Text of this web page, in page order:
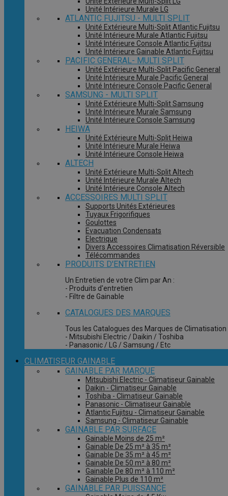
Unité Intérieure Murale LG
ATLANTIC FUJITSU - MULTI SPLIT
Unité Extérieure Multi-Split Atlantic Fujitsu
Unité Intérieure Murale Atlantic Fujitsu
Unité Intérieure Console Atlantic Fujitsu
Unité Intérieure Gainable Atlantic Fujitsu
PACIFIC GENERAL- MULTI SPLIT
Unité Extérieure Multi-Split Pacific General
Unité Intérieure Murale Pacific General
Unité Intérieure Console Pacific General
SAMSUNG - MULTI SPLIT
Unité Extérieure Multi-Split Samsung
Unité Intérieure Murale Samsung
Unité Intérieure Console Samsung
HEIWA
Unité Extérieure Multi-Split Heiwa
Unité Intérieure Murale Heiwa
Unité Intérieure Console Heiwa
ALTECH
Unité Extérieure Multi-Split Altech
Unité Intérieure Murale Altech
Unité Intérieure Console Altech
ACCESSOIRES MULTI SPLIT
Supports Unités Extérieures
Tuyaux Frigorifiques
Goulottes
Evacuation Condensats
Electrique
Divers Accessoires Climatisation Réversible
Télécommandes
PRODUITS D'ENTRETIEN
Un Entretien de votre Clim par An :
- Produits d'entretien
- Filtre de Gainable
CATALOGUES DES MARQUES
Tous les Catalogues des Marques de Climatisation
- Mitsubishi Electric / Daikin / Toshiba
- Panasonic / LG / Samsung / Etc
CLIMATISEUR GAINABLE
GAINABLE PAR MARQUE
Mitsubishi Electric - Climatiseur Gainable
Daikin - Climatiseur Gainable
Toshiba - Climatiseur Gainable
Panasonic - Climatiseur Gainable
Atlantic Fujitsu - Climatiseur Gainable
Samsung - Climatiseur Gainable
GAINABLE PAR SURFACE
Gainable Moins de 25 m²
Gainable De 25 m² à 35 m²
Gainable De 35 m² à 45 m²
Gainable De 50 m² à 80 m²
Gainable De 80 m² à 110 m²
Gainable Plus de 110 m²
GAINABLE PAR PUISSANCE